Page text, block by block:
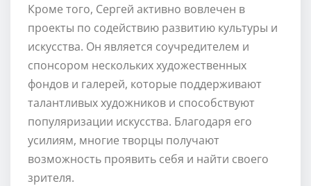
Кроме того, Сергей активно вовлечен в
проекты по содействию развитию культуры и
искусства. Он является соучредителем и
спонсором нескольких художественных
фондов и галерей, которые поддерживают
талантливых художников и способствуют
популяризации искусства. Благодаря его
усилиям, многие творцы получают
возможность проявить себя и найти своего
зрителя.